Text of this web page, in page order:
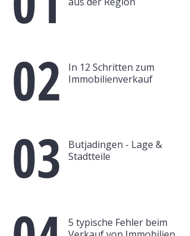
02
In 12 Schritten zum
Immobilienverkauf
03 Butjadingen - Lage &
Stadtteile
5 typische Fehler beim